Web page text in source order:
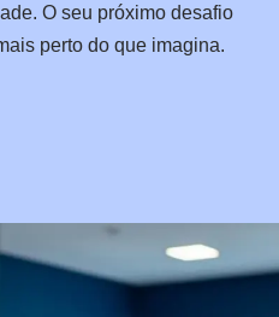
O seu próximo desafio
perto do que imagina.